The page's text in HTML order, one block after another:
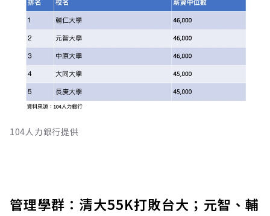
104人力銀行提供
管理學群：清大55K打敗台大；元智、輔